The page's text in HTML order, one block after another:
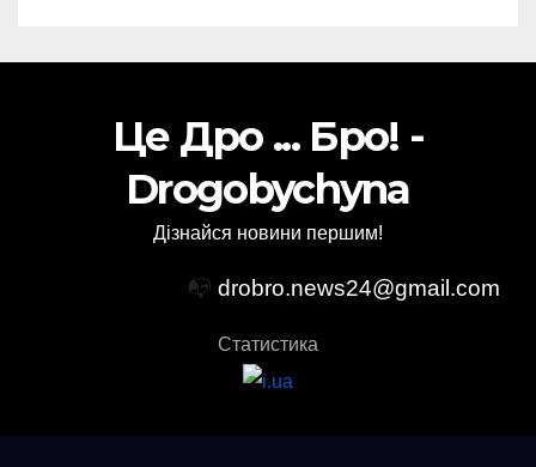
Це Дро ... Бро! -
Drogobychyna
Дізнайся новини першим!
📭 drobro.news24@gmail.com
Статистика